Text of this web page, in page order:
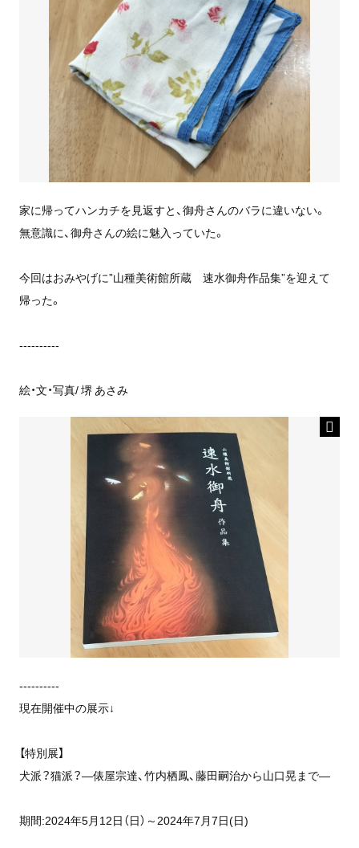
家に帰ってハンカチを見返すと、御舟さんのバラに違いない。
無意識に、御舟さんの絵に魅入っていた。
今回はおみやげに”山種美術館所蔵 速水御舟作品集”を迎えて
帰った。
----------
絵・文・写真/ 堺 あさみ
----------
現在開催中の展示↓
【特別展】
犬派？猫派？―俵屋宗達、竹内栖鳳、藤田嗣治から山口晃まで―
期間:2024年5月12日（日）～2024年7月7日(日)